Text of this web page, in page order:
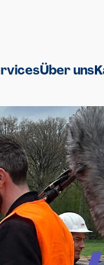
Über uns